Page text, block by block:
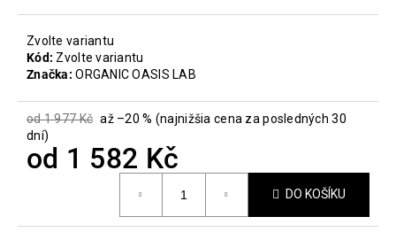
Zvolte variantu
Kód: Zvolte variantu
Značka:ORGANIC OASIS LAB
od 1 977 Kč až –20 % (najnižšia cena za posledných 30
dní)
od 1 582 Kč
DO KOŠÍKU
PROBIO
MOVE
Kč
Původně:
199